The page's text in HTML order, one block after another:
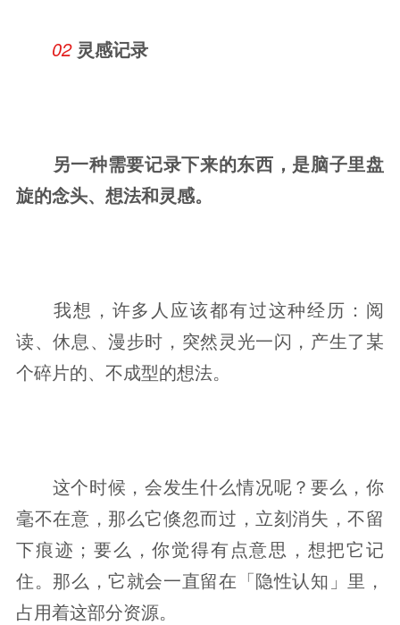
02 灵感记录
另一种需要记录下来的东西，是脑子里盘
旋的念头、想法和灵感。
我想，许多人应该都有过这种经历：阅
读、休息、漫步时，突然灵光一闪，产生了某
个碎片的、不成型的想法。
这个时候，会发生什么情况呢？要么，你
毫不在意，那么它倏忽而过，立刻消失，不留
下痕迹；要么，你觉得有点意思，想把它记
住。那么，它就会一直留在「隐性认知」里，
占用着这部分资源。